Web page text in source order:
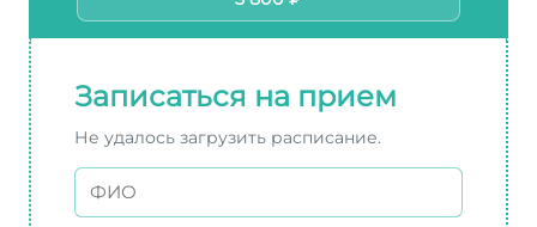
Записаться на прием
Не удалось загрузить расписание.